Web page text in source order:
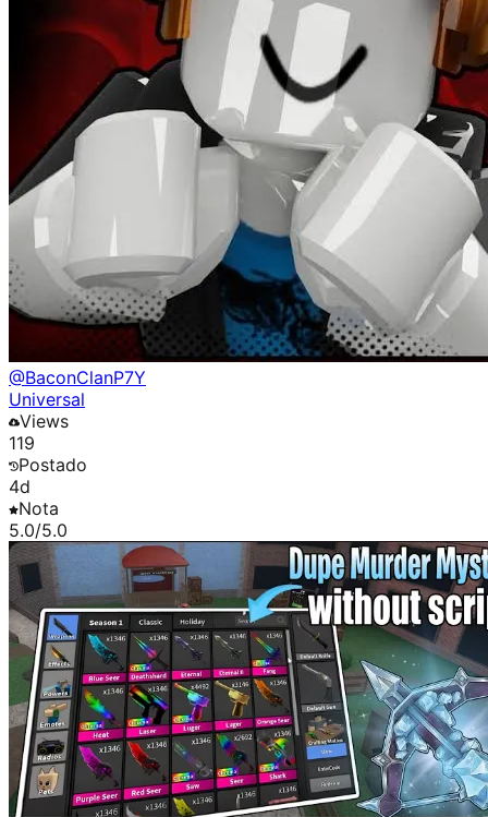
@BaconClanP7Y
Universal
Views
119
Postado
4d
Nota
5.0/5.0